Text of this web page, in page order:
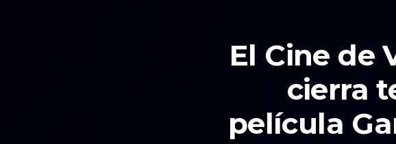
El Cine de
cierra
película